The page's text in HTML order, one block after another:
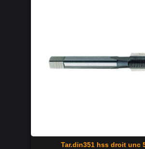
Tar.din351 hss droit unc